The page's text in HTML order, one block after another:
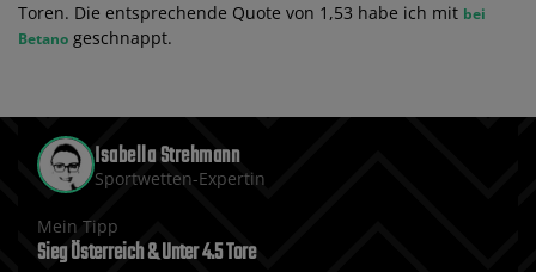
Toren. Die entsprechende Quote von 1,53 habe ich mit bei
Betano geschnappt.
Isabella Strehmann
Sportwetten-Expertin
Mein Tipp
Sieg Österreich & Unter 4.5 Tore